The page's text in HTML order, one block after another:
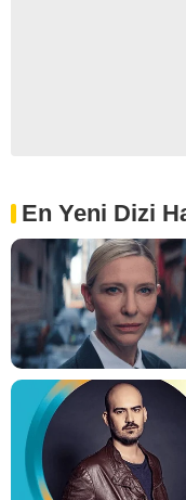
En Yeni Dizi